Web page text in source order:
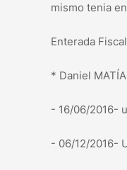
mismo tenia
Enterada
* Daniel
- 16/06/2016-
- 06/12/2016-